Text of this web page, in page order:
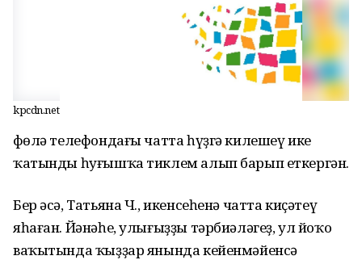
kpcdn.net
Өфөлә телефондағы чатта һүҙгә килешеү ике
ҡатынды һуғышҡа тиклем алып барып еткергән.
Бер әсә, Татьяна Ч., икенсеһенә чатта киҫәтеү
яһаған. Йәнәһе, улығыҙҙы тәрбиәләгеҙ, ул йоҡо
ваҡытында ҡыҙҙар янында кейенмәйенсә